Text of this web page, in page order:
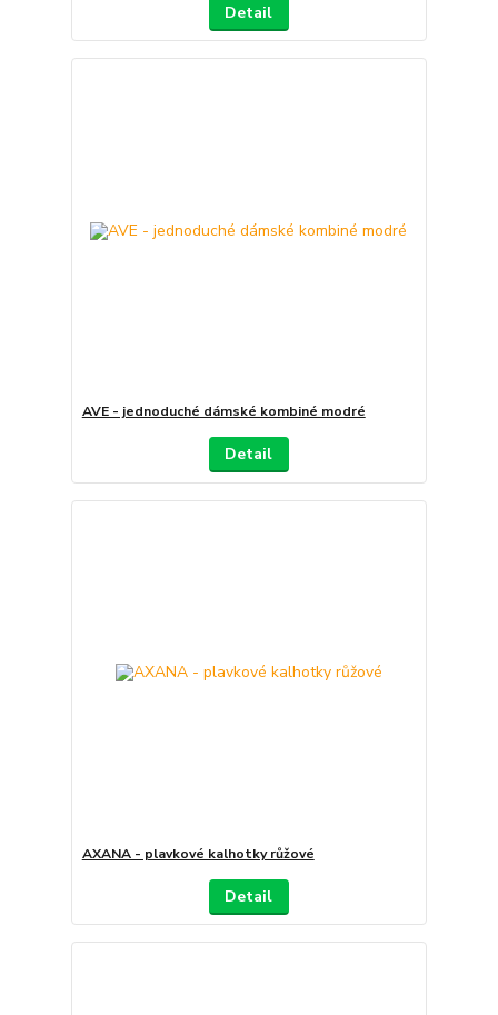
Detail
AVE - jednoduché dámské kombiné modré
Detail
AXANA - plavkové kalhotky růžové
Detail